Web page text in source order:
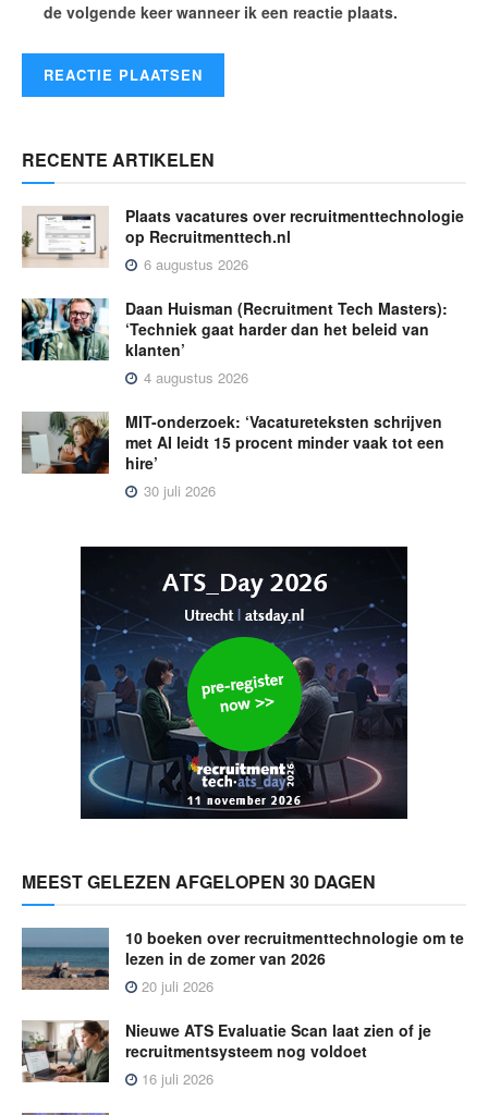
de volgende keer wanneer ik een reactie plaats.
RECENTE ARTIKELEN
Plaats vacatures over recruitmenttechnologie
op Recruitmenttech.nl
6 augustus 2026
Daan Huisman (Recruitment Tech Masters):
‘Techniek gaat harder dan het beleid van
klanten’
4 augustus 2026
MIT-onderzoek: ‘Vacatureteksten schrijven
met AI leidt 15 procent minder vaak tot een
hire’
30 juli 2026
MEEST GELEZEN AFGELOPEN 30 DAGEN
10 boeken over recruitmenttechnologie om te
lezen in de zomer van 2026
20 juli 2026
Nieuwe ATS Evaluatie Scan laat zien of je
recruitmentsysteem nog voldoet
16 juli 2026